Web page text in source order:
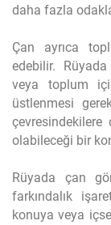
daha fazla
Çan ayrıca
edebilir.
veya toplum
üstlenmesi
olabileceği bir
Rüyada çan
farkındalık
konuya veya